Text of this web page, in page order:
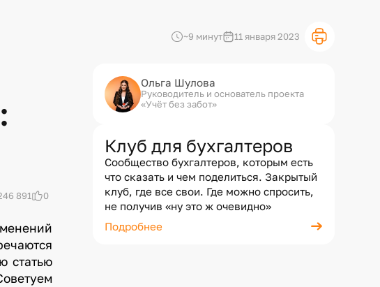
~9 минут 11 января 2023
891 0
статью
Ольга Шулова
Руководитель и основатель проекта
«Учёт без забот»
Клуб для бухгалтеров
Сообщество бухгалтеров, которым есть
что сказать и чем поделиться. Закрытый
клуб, где все свои. Где можно спросить,
не получив «ну это ж очевидно»
Подробнее